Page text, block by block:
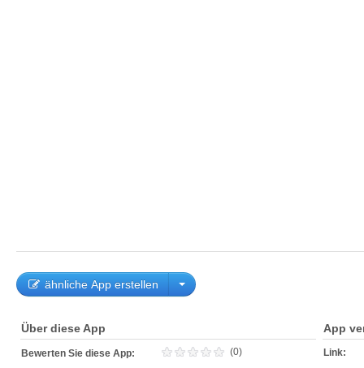
ähnliche App erstellen
Über diese App
Bewerten Sie diese App: (0)
App
Link: